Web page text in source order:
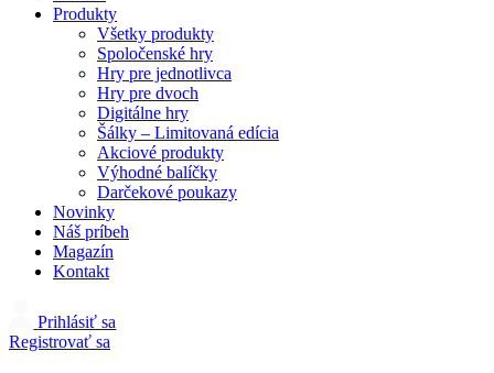
Produkty
Všetky produkty
Spoločenské hry
Hry pre jednotlivca
Hry pre dvoch
Digitálne hry
Šálky – Limitovaná edícia
Akciové produkty
Výhodné balíčky
Darčekové poukazy
Novinky
Náš príbeh
Magazín
Kontakt
Prihlásiť sa
Registrovať sa